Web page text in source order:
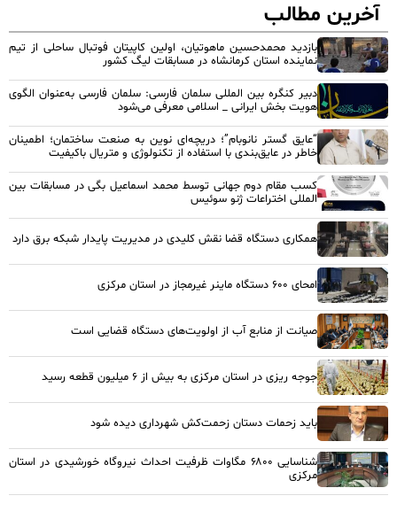
آخرین مطالب
بازدید محمدحسین ماهوتیان، اولین کاپیتان فوتبال ساحلی از تیم
نماینده استان کرمانشاه در مسابقات لیگ کشور
دبیر کنگره بین المللی سلمان فارسی: سلمان فارسی به‌عنوان الگوی
هویت بخش ایرانی _ اسلامی معرفی می‌شود
“عایق گستر نانوبام”؛ دریچه‌ای نوین به صنعت ساختمان؛ اطمینان
خاطر در عایق‌بندی با استفاده از تکنولوژی و متریال باکیفیت
کسب مقام دوم جهانی توسط محمد اسماعیل بگی در مسابقات بین
المللی اختراعات ژنو سوئیس
همکاری دستگاه قضا نقش کلیدی در مدیریت پایدار شبکه برق دارد
امحای ۶۰۰ دستگاه ماینر غیرمجاز در استان مرکزی
صیانت از منابع آب از اولویت‌های دستگاه قضایی است
جوجه ریزی در استان مرکزی به بیش از ۶ میلیون قطعه رسید
باید زحمات دستان زحمت‌کش شهرداری دیده شود
شناسایی ۶۸۰۰ مگاوات ظرفیت احداث نیروگاه خورشیدی در استان
مرکزی